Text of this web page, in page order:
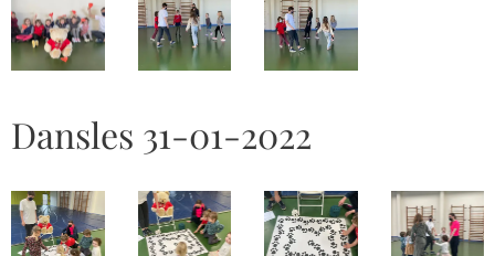
Dansles 31-01-2022